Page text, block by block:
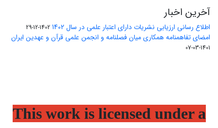
آخرین اخبار
اطلاع رسانی ارزیابی نشریات دارای اعتبار علمی در سال 1402 1402-12-29
امضای تفاهمنامه همکاری میان فصلنامه و انجمن علمی قرآن و عهدین ایران
1401-03-07
This work is licensed under a